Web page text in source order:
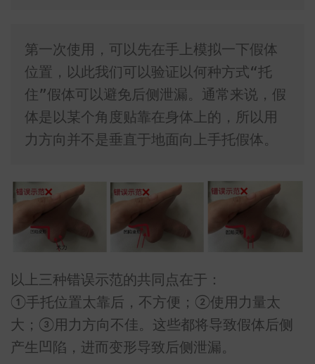
第一次使用，可以先在手上模拟一下假体
位置，以此我们可以验证以何种方式“托
住”假体可以避免后侧泄漏。通常来说，假
体是以某个角度贴靠在身体上的，所以用
力方向并不是垂直于地面向上手托假体。
以上三种错误示范的共同点在于：
①手托位置太靠后，不方便；②使用力量太
大；③用力方向不佳。这些都将导致假体后侧
产生凹陷，进而变形导致后侧泄漏。